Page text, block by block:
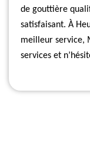
de gouttière
satisfaisant. À
meilleur service,
services et